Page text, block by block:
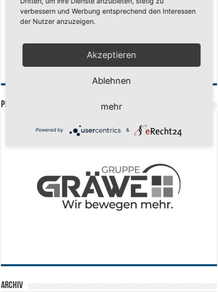
Historischer Triumph in Langen: Ü45 krönt sich zum fünften Mal in Folge
zum Deutschen Meister 11. Mai 2026
Mission Titelverteidigung: LOCO Express greift nach dem fünften Titel in
PREMIUMPARTNER
Archiv
verbessern und Werbung entsprechend den Interessen
der Nutzer anzuzeigen.
Akzeptieren
Ablehnen
mehr
Powered by &